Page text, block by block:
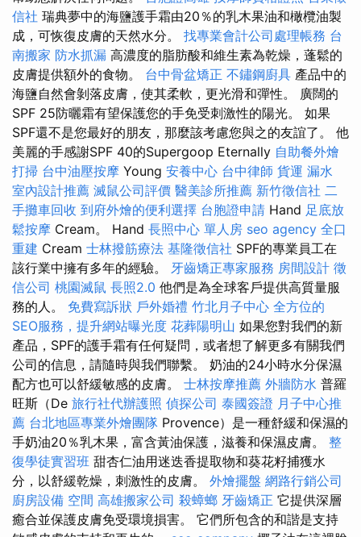
信社 瑞典夢中的海鹽護手霜由20％的乳木果油和橄欖油製
成，可恢復皮膚的天然水分。 找專業會計公司處理帳務 台
南搬家 防水抓漏 高濃度的脂肪酸和維生素為乾燥，蓬鬆的
皮膚提供額外的食物。 台中骨盆矯正 不鏽鋼廚具 產品中的
海鹽自然會剝落皮膚，使其柔軟，更光滑和彈性。 廣闊的
SPF 25防曬霜有望保護您的手免受刺激性的陽光。 如果
SPF還不是您最好的朋友，那麼該考慮您與之的友誼了。 他
美麗的手感謝SPF 40的Supergoop Eternally 自助餐外燴
打掃 台中油壓按摩 Young 安養中心 台中律師 貨運 漏水
室內設計推薦 滅鼠公司評價 醫美診所推薦 新竹徵信社 二
手攤車回收 到府外燴的便利選擇 台胞證申請 Hand 足底放
鬆按摩 Cream。 Hand 長照中心 單人房 seo agency 全口
重建 Cream 士林撥筋療法 基隆徵信社 SPF的專業員工在
該行業中擁有多年的經驗。 牙齒矯正專家服務 房間設計 徵
信公司 桃園滅鼠 長照2.0 他們是為全球客戶提供高質量服
務的人。 免費寫訴狀 戶外婚禮 竹北月子中心 全方位的
SEO服務，提升網站曝光度 花葬陽明山 如果您對我們的新
產品，SPF的護手霜有任何疑問，或者想了解更多有關我們
公司的信息，請隨時與我們聯繫。 奶油的24小時水分保濕
配方也可以舒緩敏感的皮膚。 士林按摩推薦 外牆防水 普羅
旺斯（De 旅行社代辦護照 偵探公司 泰國簽證 月子中心推
薦 台北地區專業外燴團隊 Provence）是一種舒緩和保濕的
手奶油20％乳木果，富含黃油保護，滋養和保濕皮膚。 整
復學徒實習班 甜杏仁油用迷迭香提取物和葵花籽捕獲水
分，以舒緩乾燥，刺激性的皮膚。 外燴擺盤 網路行銷公司
廚房設備 空間 高雄搬家公司 殺蟑螂 牙齒矯正 它提供深層
癒合並保護皮膚免受環境損害。 它們所包含的和諧是支持